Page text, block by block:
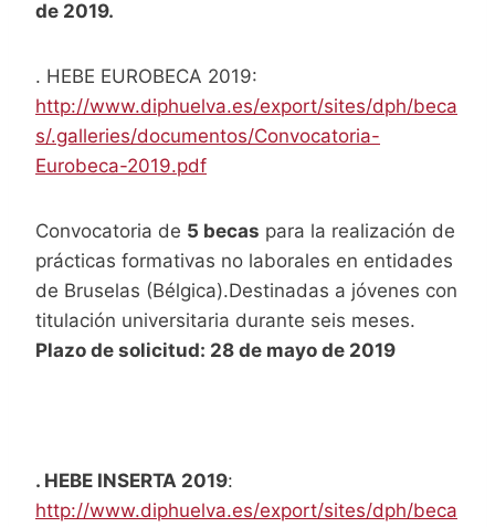
de 2019.
. HEBE EUROBECA 2019:
http://www.diphuelva.es/export/sites/dph/beca
s/.galleries/documentos/Convocatoria-
Eurobeca-2019.pdf
Convocatoria de 5 becas para la realización de
prácticas formativas no laborales en entidades
de Bruselas (Bélgica).Destinadas a jóvenes con
titulación universitaria durante seis meses.
Plazo de solicitud: 28 de mayo de 2019
. HEBE INSERTA 2019:
http://www.diphuelva.es/export/sites/dph/beca